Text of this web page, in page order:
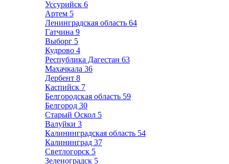
Уссурийск 6
Артем 5
Ленинградская область 64
Гатчина 9
Выборг 5
Кудрово 4
Республика Дагестан 63
Махачкала 36
Дербент 8
Каспийск 7
Белгородская область 59
Белгород 30
Старый Оскол 5
Валуйки 3
Калининградская область 54
Калининград 37
Светлогорск 5
Зеленоградск 5